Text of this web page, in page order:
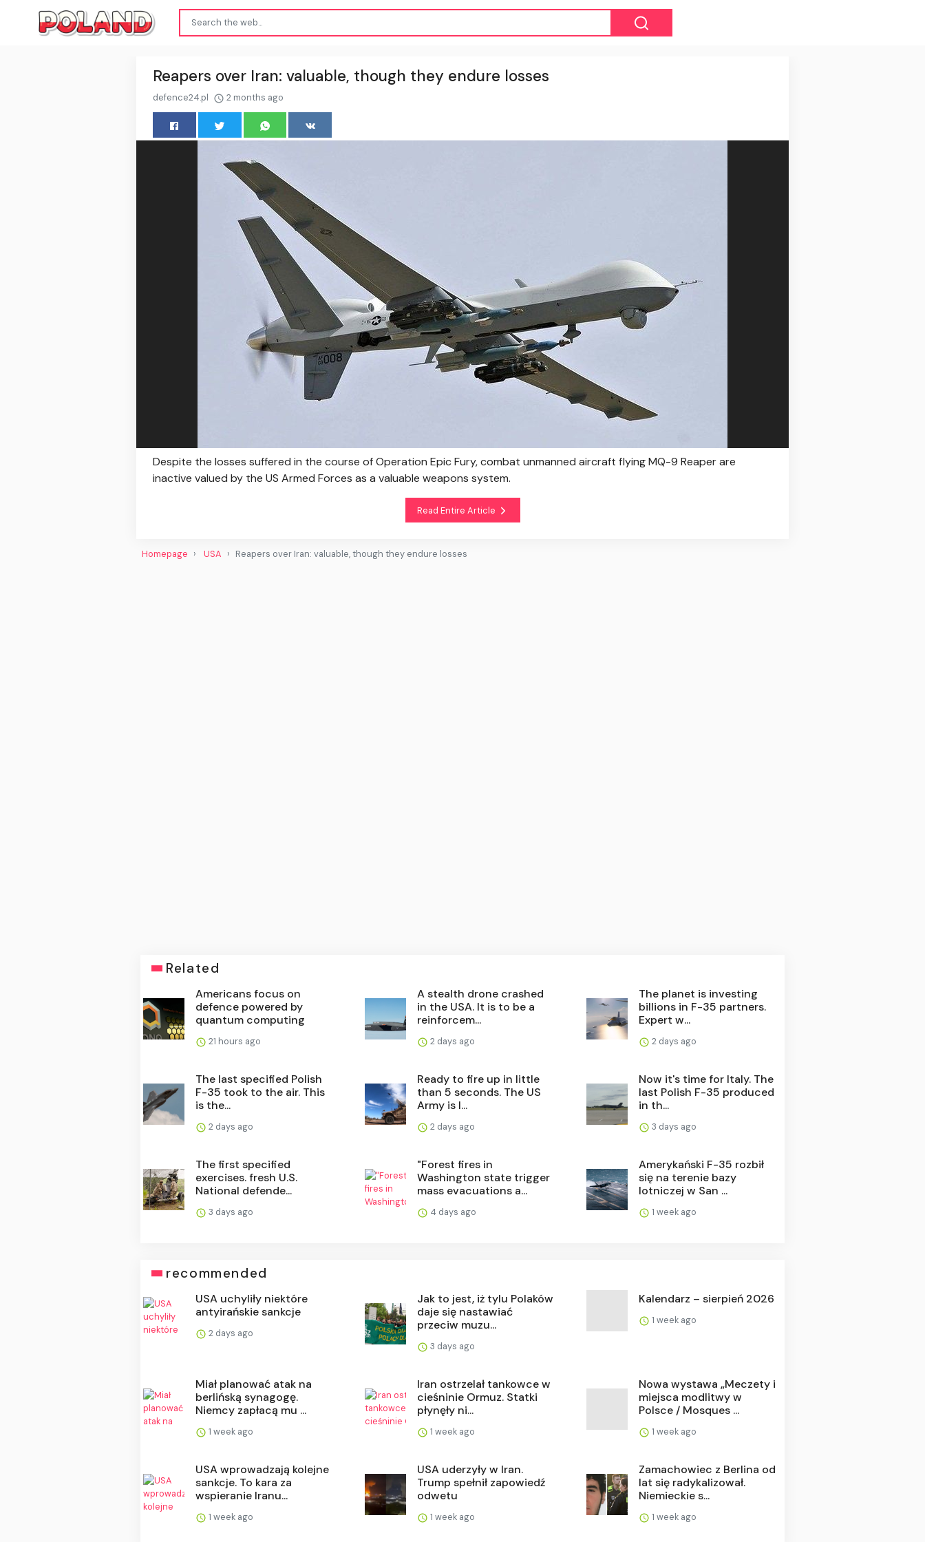
Reapers over Iran: valuable, though they endure losses
defence24.pl 2 months ago
Despite the losses suffered in the course of Operation Epic Fury, combat unmanned aircraft flying MQ-9 Reaper are
inactive valued by the US Armed Forces as a valuable weapons system.
Read Entire Article
Homepage USA Reapers over Iran: valuable, though they endure losses
Related
Americans focus on
defence powered by
quantum computing
21 hours ago
A stealth drone crashed
in the USA. It is to be a
reinforcem...
2 days ago
The planet is investing
billions in F-35 partners.
Expert w...
2 days ago
The last specified Polish
F-35 took to the air. This
is the...
2 days ago
Ready to fire up in little
than 5 seconds. The US
Army is l...
2 days ago
Now it's time for Italy. The
last Polish F-35 produced
in th...
3 days ago
The first specified
exercises. fresh U.S.
National defende...
3 days ago
"Forest fires in
Washington state trigger
mass evacuations a...
4 days ago
Amerykański F-35 rozbił
się na terenie bazy
lotniczej w San ...
1 week ago
recommended
USA uchyliły niektóre
antyirańskie sankcje
2 days ago
Jak to jest, iż tylu Polaków
daje się nastawiać
przeciw muzu...
3 days ago
Kalendarz – sierpień 2026
1 week ago
Miał planować atak na
berlińską synagogę.
Niemcy zapłacą mu ...
1 week ago
Iran ostrzelał tankowce w
cieśninie Ormuz. Statki
płynęły ni...
1 week ago
Nowa wystawa „Meczety i
miejsca modlitwy w
Polsce / Mosques ...
1 week ago
USA wprowadzają kolejne
sankcje. To kara za
wspieranie Iranu...
1 week ago
USA uderzyły w Iran.
Trump spełnił zapowiedź
odwetu
1 week ago
Zamachowiec z Berlina od
lat się radykalizował.
Niemieckie s...
1 week ago